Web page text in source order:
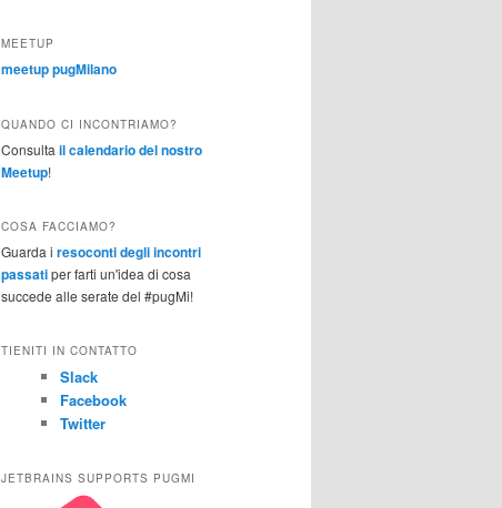
MEETUP
meetup pugMilano
QUANDO CI INCONTRIAMO?
Consulta il calendario del nostro
Meetup!
COSA FACCIAMO?
Guarda i resoconti degli incontri
passatiper farti un'idea di cosa
succede alle serate del #pugMi!
TIENITI IN CONTATTO
Slack
Facebook
Twitter
JETBRAINS SUPPORTS PUGMI